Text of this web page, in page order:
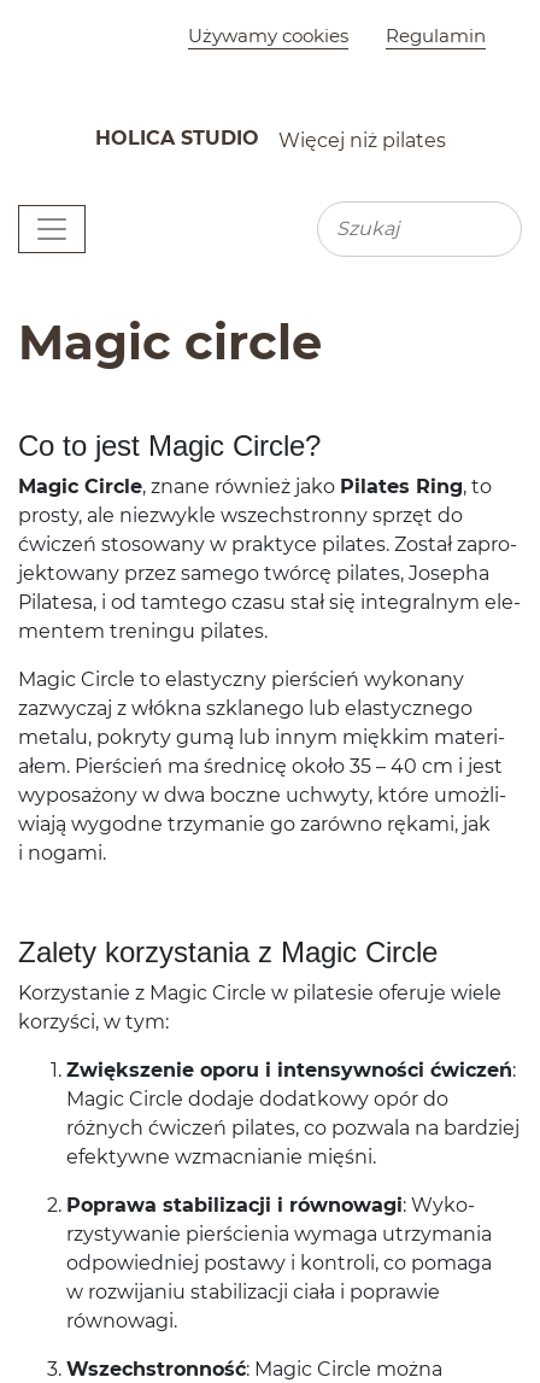
Szybkie menu
Używamy cookies Regulamin
HOLICA STUDIO Więcej niż pilates
Menu główne Wyszukiwarka
Magic circle
Co to jest Magic Circle?
Magic Cir­cle, znane również jako Pilates Ring, to
prosty, ale niezwykle wszech­stronny sprzęt do
ćwiczeń stosowany w prak­tyce pilates. Został zapro­
jek­towany przez samego twórcę pilates, Josepha
Pilatesa, i od tamtego czasu stał się inte­gral­nym ele­
mentem treningu pilates.
Magic Cir­cle to elasty­czny pierś­cień wyko­nany
zazwyczaj z włókna szk­lanego lub elasty­cznego
met­alu, pokryty gumą lub innym miękkim mate­ri­
ałem. Pierś­cień ma śred­nicę około 35 – 40 cm i jest
wyposażony w dwa boczne uch­wyty, które umożli­
wiają wygodne trzy­manie go zarówno rękami, jak
i nogami.
Zalety korzys­ta­nia z Magic Circle
Korzys­tanie z Magic Cir­cle w pilate­sie ofer­uje wiele
korzyści, w tym:
Zwięk­sze­nie oporu i inten­sy­wności ćwiczeń:
Magic Cir­cle dodaje dodatkowy opór do
różnych ćwiczeń pilates, co pozwala na bardziej
efek­ty­wne wzmac­ni­anie mięśni.
Poprawa sta­bi­liza­cji i równowagi: Wyko­
rzysty­wanie pierś­cienia wymaga utrzy­ma­nia
odpowied­niej postawy i kon­troli, co pomaga
w rozwi­ja­niu sta­bi­liza­cji ciała i poprawie
równowagi.
Wszech­stron­ność: Magic Cir­cle można